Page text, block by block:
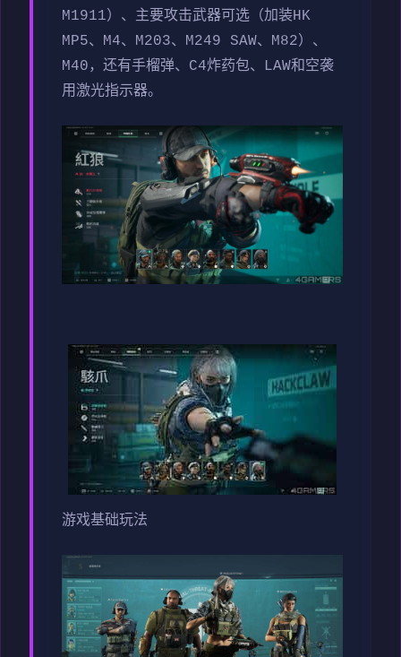
M1911）、主要攻击武器可选（加装HK
MP5、M4、M203、M249 SAW、M82）、
M40，还有手榴弹、C4炸药包、LAW和空袭
用激光指示器。
游戏基础玩法